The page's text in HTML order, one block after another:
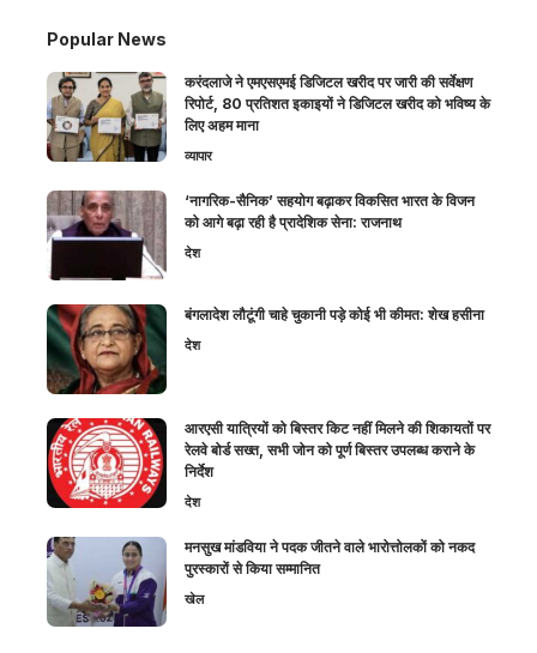
Popular News
करंदलाजे ने एमएसएमई डिजिटल खरीद पर जारी की सर्वेक्षण
रिपोर्ट, 80 प्रतिशत इकाइयों ने डिजिटल खरीद को भविष्य के
लिए अहम माना
व्यापार
‘नागरिक-सैनिक’ सहयोग बढ़ाकर विकसित भारत के विजन
को आगे बढ़ा रही है प्रादेशिक सेना: राजनाथ
देश
बंगलादेश लौटूंगी चाहे चुकानी पड़े कोई भी कीमत: शेख हसीना
देश
आरएसी यात्रियों को बिस्तर किट नहीं मिलने की शिकायतों पर
रेलवे बोर्ड सख्त, सभी जोन को पूर्ण बिस्तर उपलब्ध कराने के
निर्देश
देश
मनसुख मांडविया ने पदक जीतने वाले भारोत्तोलकों को नकद
पुरस्कारों से किया सम्मानित
खेल